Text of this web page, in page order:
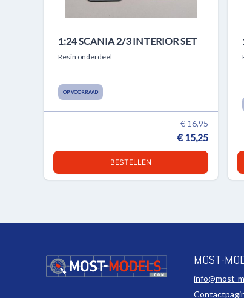
1:24 SCANIA 2/3 INTERIOR SET
Resin onderdeel
OP VOORRAAD
€ 16,95
€ 15,25
BESTELLEN
MOST-
info@most-